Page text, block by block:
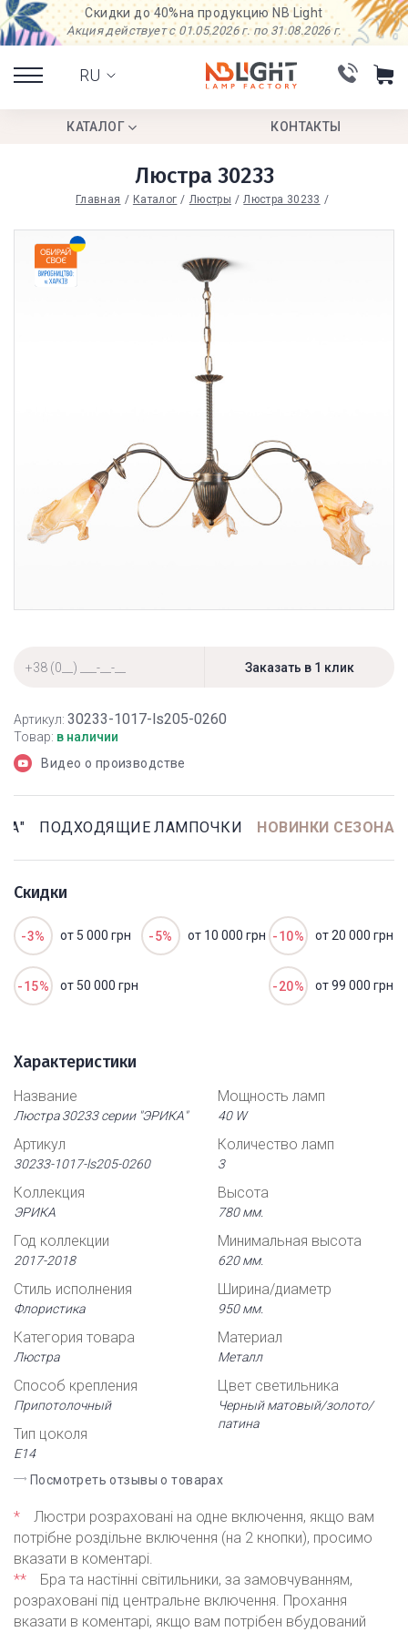
Скидки до 40%на продукцию NB Light
Акция действует с 01.05.2026 г. по 31.08.2026 г.
RU
КАТАЛОГ КОНТАКТЫ
Люстра 30233
Главная Каталог Люстры Люстра 30233
Артикул: 30233-1017-ls205-0260
Товар: в наличии
Видео о производстве
ПОДХОДЯЩИЕ ЛАМПОЧКИ НОВИНКИ СЕЗОНА
Скидки
-3% от 5 000 грн -5% от 10 000 грн -10% от 20 000 грн
-15% от 50 000 грн -20% от 99 000 грн
Характеристики
Название
Люстра 30233 серии "ЭРИКА"
Артикул
30233-1017-ls205-0260
Коллекция
ЭРИКА
Год коллекции
2017-2018
Стиль исполнения
Флористика
Категория товара
Люстра
Способ крепления
Припотолочный
Тип цоколя
Е14
Мощность ламп
40 W
Количество ламп
3
Высота
780 мм.
Минимальная высота
620 мм.
Ширина/диаметр
950 мм.
Материал
Металл
Цвет светильника
Черный матовый/золото/
патина
Посмотреть отзывы о товарах
*
Люстри розраховані на одне включення, якщо вам
потрібне роздільне включення (на 2 кнопки), просимо
вказати в коментарі.
**
Бра та настінні світильники, за замовчуванням,
розраховані під центральне включення. Прохання
вказати в коментарі, якщо вам потрібен вбудований